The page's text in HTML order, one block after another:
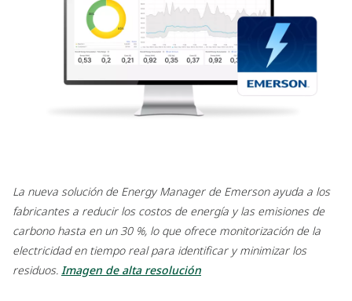
La nueva solución de Energy Manager de Emerson ayuda a los
fabricantes a reducir los costos de energía y las emisiones de
carbono hasta en un 30 %, lo que ofrece monitorización de la
electricidad en tiempo real para identificar y minimizar los
residuos. Imagen de alta resolución